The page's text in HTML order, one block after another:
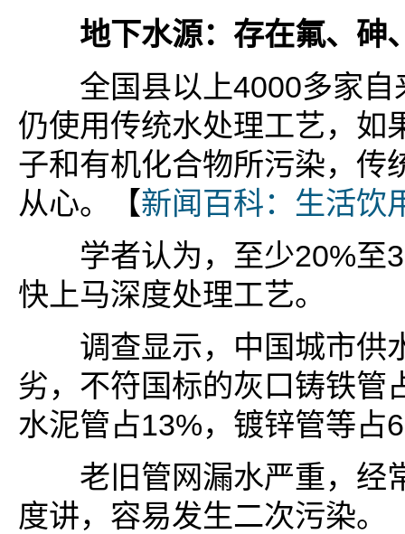
地下水源：存在氟、砷
全国县以上4000多家自
仍使用传统水处理工艺，如
子和有机化合物所污染，传
从心。【新闻百科：生活饮
学者认为，至少20%至
快上马深度处理工艺。
调查显示，中国城市供
劣，不符国标的灰口铸铁管
水泥管占13%，镀锌管等占
老旧管网漏水严重，经
度讲，容易发生二次污染。